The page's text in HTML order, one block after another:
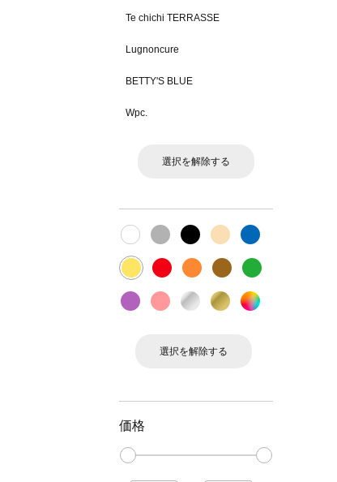
Te chichi TERRASSE
Lugnoncure
BETTY'S BLUE
Wpc.
選択を解除する
選択を解除する
価格